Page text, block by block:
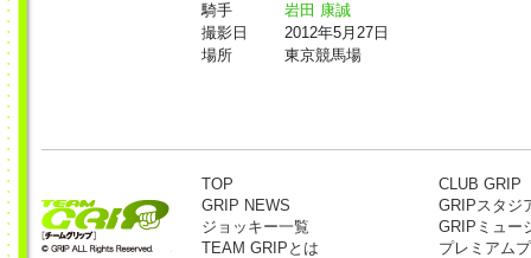
騎手
岩田 康誠
撮影日
2012年5月27日
場所
東京競馬場
TOP
GRIP NEWS
ジョッキー一覧
TEAM GRIPとは
CLUB GRIP
GRIPスタジ
GRIPミュー
プレミアム